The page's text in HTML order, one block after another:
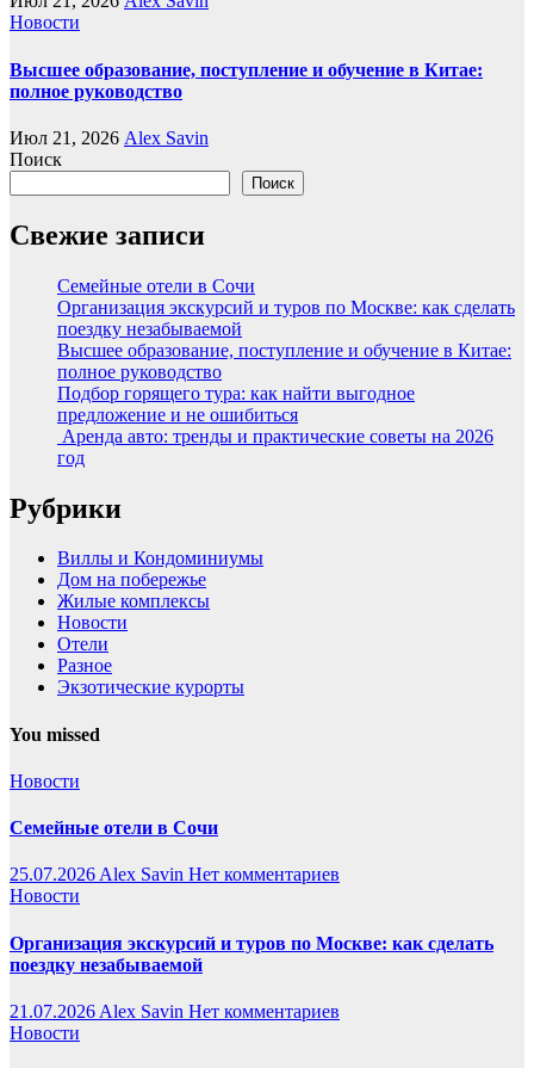
Новости
Высшее образование, поступление и обучение в Китае:
полное руководство
Июл 21, 2026 Alex Savin
Поиск
Поиск
Свежие записи
Семейные отели в Сочи
Организация экскурсий и туров по Москве: как сделать
поездку незабываемой
Высшее образование, поступление и обучение в Китае:
полное руководство
Подбор горящего тура: как найти выгодное
предложение и не ошибиться
Аренда авто: тренды и практические советы на 2026
год
Рубрики
Виллы и Кондоминиумы
Дом на побережье
Жилые комплексы
Новости
Отели
Разное
Экзотические курорты
You missed
Новости
Семейные отели в Сочи
25.07.2026Alex Savin Нет комментариев
Новости
Организация экскурсий и туров по Москве: как сделать
поездку незабываемой
21.07.2026 Alex Savin Нет комментариев
Новости